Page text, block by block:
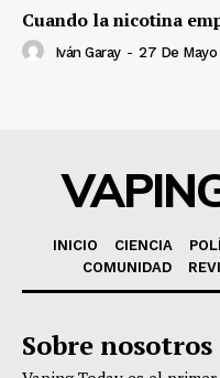
Cuando la nicotina
Iván Garay - 27 De
INICIO CIENCIA
COMUNIDAD
Sobre nosotros